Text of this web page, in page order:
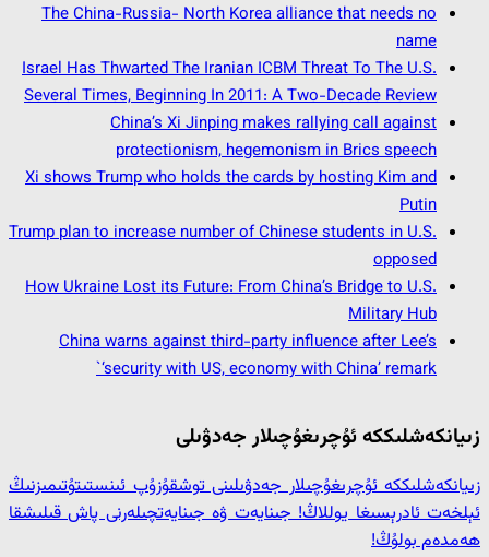
The China-Russia- North Korea alliance that needs no
name
Israel Has Thwarted The Iranian ICBM Threat To The U.S.
Several Times, Beginning In 2011: A Two-Decade Review
China’s Xi Jinping makes rallying call against
protectionism, hegemonism in Brics speech
Xi shows Trump who holds the cards by hosting Kim and
Putin
Trump plan to increase number of Chinese students in U.S.
opposed
How Ukraine Lost its Future: From China’s Bridge to U.S.
Military Hub
China warns against third-party influence after Lee’s
‘security with US, economy with China’ remark`
زىيانكەشلىككە ئۇچرىغۇچىلار جەدۋىلى
زىيانكەشلىككە ئۇچرىغۇچىلار جەدۋىلىنى توشقۇزۇپ ئىنستىتۇتىمىزنىڭ
ئېلخەت ئادرېسىغا يوللاڭ! جىنايەت ۋە جىنايەتچىلەرنى پاش قىلىشقا
ھەمدەم بولۇڭ!